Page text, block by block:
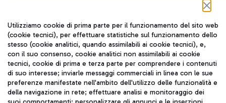
Seguici sui social
TRAVEL JOURNAL
ITA
Utilizziamo cookie di prima parte per il funzionamento del sito web
(cookie tecnici), per effettuare statistiche sul funzionamento dello
stesso (cookie analitici, quando assimilabili ai cookie tecnici), e,
con il suo consenso, cookie analitici non assimilabili ai cookie
tecnici, cookie di prima e terza parte per comprendere i contenuti
di suo interesse; inviarle messaggi commerciali in linea con le sue
preferenze manifestate nell'ambito dell'utilizzo delle funzionalità e
della navigazione in rete; effettuare analisi e monitoraggio dei